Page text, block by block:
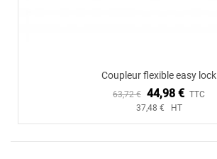
Coupleur flexible easy lock
63,72 € 44,98 € TTC
37,48 € HT